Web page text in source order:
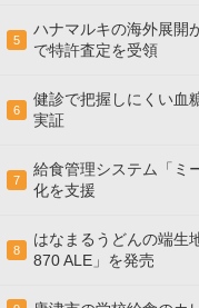
5
ハナマルキの海外展開
で特許査定を受領
6
健診で把握しにくい血
実証
7
給食管理システム「ミ
化を支援
8
はなまるうどんの端生
870 ALE」を発売